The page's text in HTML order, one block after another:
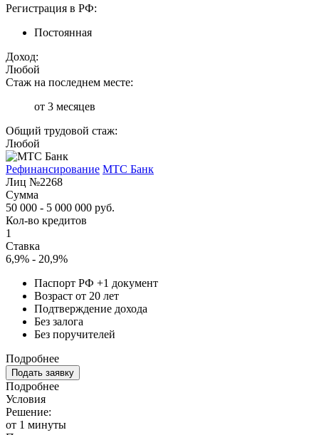
Регистрация в РФ:
Постоянная
Доход:
Любой
Стаж на последнем месте:
от 3 месяцев
Общий трудовой стаж:
Любой
Рефинансирование МТС Банк
Лиц №2268
Сумма
50 000 - 5 000 000 руб.
Кол-во кредитов
1
Ставка
6,9% - 20,9%
Паспорт РФ +1 документ
Возраст от 20 лет
Подтверждение дохода
Без залога
Без поручителей
Подробнее
Подать заявку
Подробнее
Условия
Решение:
от 1 минуты